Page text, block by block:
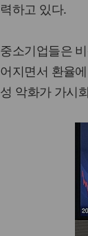
력하고 있다.
중소기업들은
어지면서 환율
성 악화가 가시